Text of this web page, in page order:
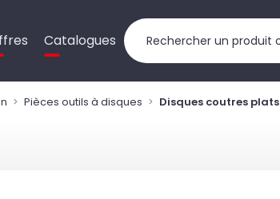
Catalogues
Pièces outils à disques Disques coutres plats